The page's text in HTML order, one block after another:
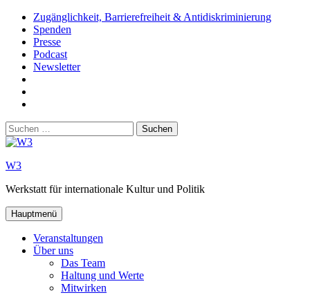
Zum
Inhalt
springen
Zugänglichkeit, Barrierefreiheit & Antidiskriminierung
Spenden
Presse
Podcast
Newsletter
Youtube
Suchen
nach:
W3
Werkstatt für internationale Kultur und Politik
Hauptmenü
Veranstaltungen
Über uns
Das Team
Haltung und Werte
Mitwirken